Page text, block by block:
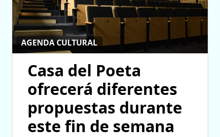
AGENDA CULTURAL
Casa del Poeta
ofrecerá diferentes
propuestas durante
este fin de semana